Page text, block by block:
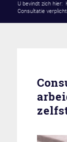
U bevindt zich hier:
Consultatie